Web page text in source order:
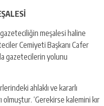
meşalesi haline
Cemiyeti Başkanı Cafer
gazetecilerin yolunu
ahlaklı ve kararlı
olmuştur. ‘Gerekirse kalemini kır